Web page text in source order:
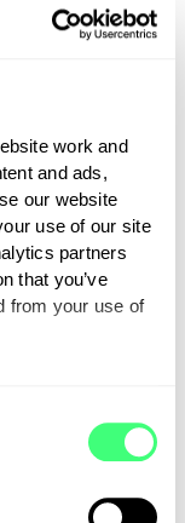
work and
and ads,
our website
use of our site
partners
that you’ve
from your use of
mee